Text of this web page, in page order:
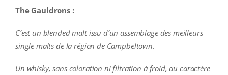
The Gauldrons :
C’est un blended malt issu d’un assemblage des meilleurs
single malts de la région de Campbeltown.
Un whisky, sans coloration ni filtration à froid, au caractère